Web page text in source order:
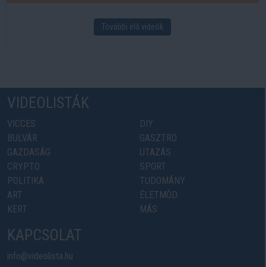
További élő videók
VIDEOLISTÁK
VICCES
BULVÁR
GAZDASÁG
CRYPTO
POLITIKA
ART
KERT
DIY
GASZTRO
UTAZÁS
SPORT
TUDOMÁNY
ÉLETMÓD
MÁS
KAPCSOLAT
info@videolista.hu